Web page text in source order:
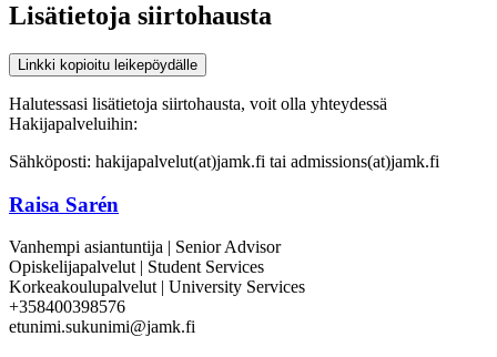
Lisätietoja siirtohausta
Linkki kopioitu leikepöydälle
Halutessasi lisätietoja siirtohausta, voit olla yhteydessä
Hakijapalveluihin:
Sähköposti: hakijapalvelut(at)jamk.fi tai admissions(at)jamk.fi
Raisa Sarén
Vanhempi asiantuntija | Senior Advisor
Opiskelijapalvelut | Student Services
Korkeakoulupalvelut | University Services
+358400398576
etunimi.sukunimi@jamk.fi